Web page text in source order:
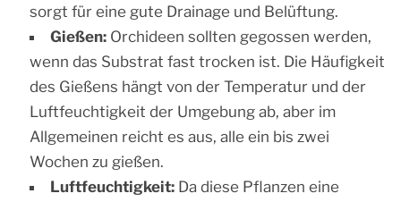
sorgt für eine gute Drainage und Belüftung.
Gießen:Orchideen sollten gegossen werden,
wenn das Substrat fast trocken ist. Die Häufigkeit
des Gießens hängt von der Temperatur und der
Luftfeuchtigkeit der Umgebung ab, aber im
Allgemeinen reicht es aus, alle ein bis zwei
Wochen zu gießen.
Luftfeuchtigkeit:Da diese Pflanzen eine